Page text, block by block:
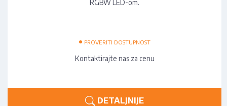
RGBW LED-om.
• PROVERITI DOSTUPNOST
Kontaktirajte nas za cenu
DETALJNIJE